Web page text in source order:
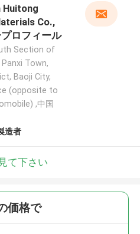
Huitong
Co.,
ロフィール
Section of
Town,
Baoji City,
(opposite to
,中国
造者
て下さい
価格で